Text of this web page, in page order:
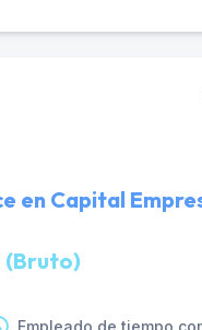
en Capital
(Bruto)
Empleado de tiempo